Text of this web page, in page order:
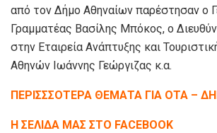
από τον Δήμο Αθηναίων παρέστησαν ο
Γραμματέας Βασίλης Μπόκος, ο
στην Εταιρεία Ανάπτυξης και
Αθηνών Ιωάννης Γεώργιζας κ.α.
ΠΕΡΙΣΣΣΟΤΕΡΑ ΘΕΜΑΤΑ ΓΙΑ ΟΤΑ –
Η ΣΕΛΙΔΑ ΜΑΣ ΣΤΟ FACEBOOK